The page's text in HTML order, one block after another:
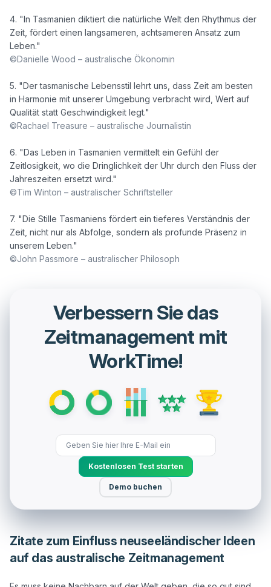
4. "In Tasmanien diktiert die natürliche Welt den Rhythmus der
Zeit, fördert einen langsameren, achtsameren Ansatz zum
©Danielle Wood – australische Ökonomin
5. "Der tasmanische Lebensstil lehrt uns, dass Zeit am besten
in Harmonie mit unserer Umgebung verbracht wird, Wert auf
©Rachael Treasure – australische Journalistin
6. "Das Leben in Tasmanien vermittelt ein Gefühl der
Zeitlosigkeit, wo die Dringlichkeit der Uhr durch den Fluss der
©Tim Winton – australischer Schriftsteller
7. "Die Stille Tasmaniens fördert ein tieferes Verständnis der
Zeit, nicht nur als Abfolge, sondern als profunde Präsenz in
©John Passmore – australischer Philosoph
Verbessern Sie das
Zeitmanagement mit
WorkTime!
Kostenlosen Test starten
Demo buchen
Zitate zum Einfluss neuseeländischer Ideen
auf das australische Zeitmanagement